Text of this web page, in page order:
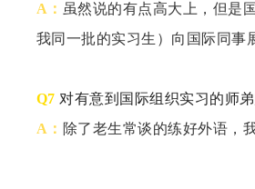
A： 虽然说的有点高大上，但是
我同一批的实习生）向国际同事
Q7 对有意到国际组织实习的师
A： 除了老生常谈的练好外语，